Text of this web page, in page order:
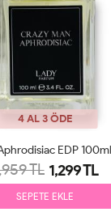
4 AL 3 ÖDE
TL 1,299 TL
SEPETE EKLE